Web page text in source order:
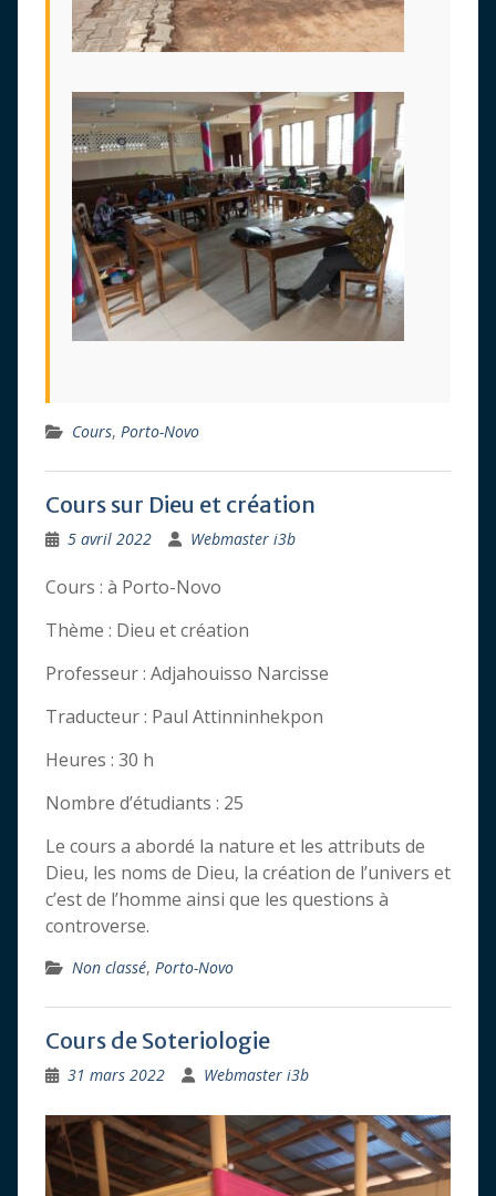
Cours, Porto-Novo
Cours sur Dieu et création
5 avril 2022 Webmaster i3b
Cours : à Porto-Novo
Thème : Dieu et création
Professeur : Adjahouisso Narcisse
Traducteur : Paul Attinninhekpon
Heures : 30 h
Nombre d’étudiants : 25
Le cours a abordé la nature et les attributs de
Dieu, les noms de Dieu, la création de l’univers et
c’est de l’homme ainsi que les questions à
controverse.
Non classé, Porto-Novo
Cours de Soteriologie
31 mars 2022 Webmaster i3b